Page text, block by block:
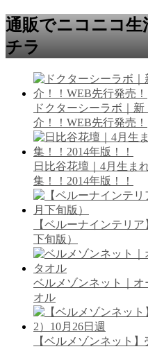
通販でニコニコ生
チラ
ドクターシーラボ｜
介！！WEB先行発売！
日比谷花壇｜4月生ま
集！！2014年版！！
【ベルーナインテリ
下旬版）
ベルメゾンネット｜
オル
【ベルメゾンネット